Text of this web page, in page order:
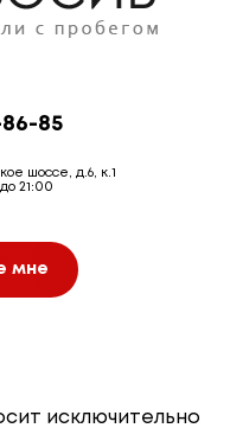
86-85
шоссе, д.6, к.1
21:00
мне
исключительно